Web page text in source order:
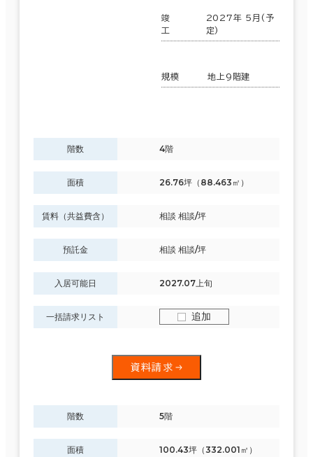
竣
工
2027年 5月(予
定)
規模 地上9階建
階数 4階
面積 26.76坪（88.463㎡）
賃料（共益費含） 相談 相談/坪
預託金 相談 相談/坪
入居可能日 2027.07上旬
一括請求リスト 追加
資料請求
階数 5階
面積 100.43坪（332.001㎡）
新宿区
文京区
目黒区
杉並区 (16)
荒川区 (7)
3,950室
階数
1階 2階以上
その他
駐車場設備あり